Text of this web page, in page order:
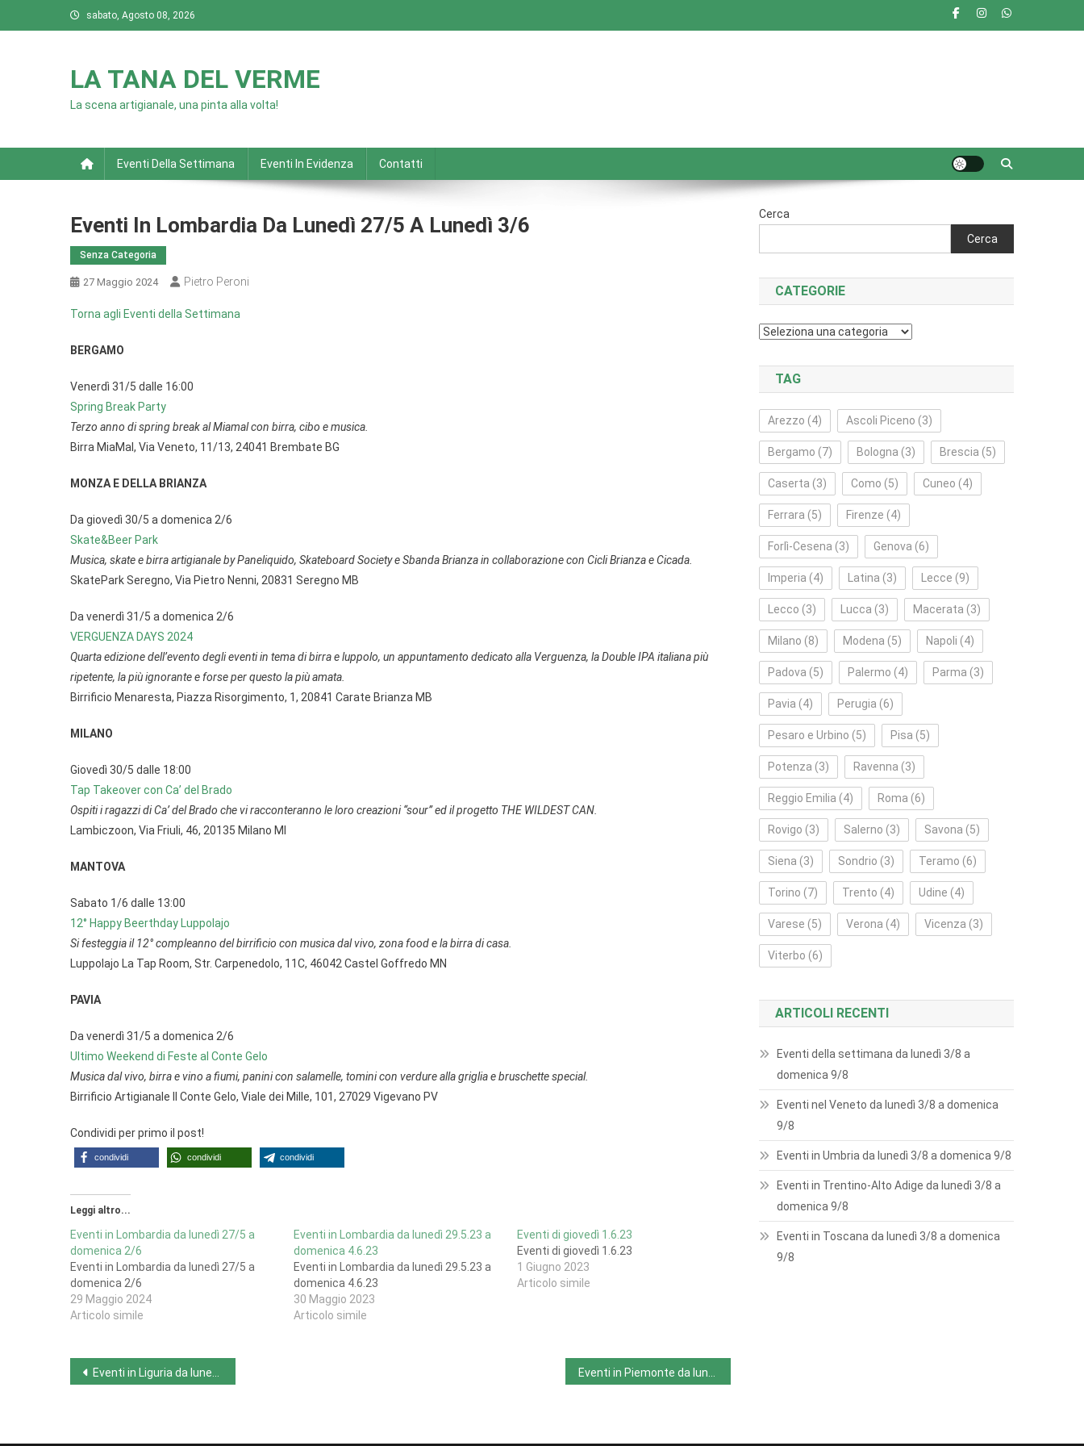
to
sabato, Agosto 08, 2026
LA TANA DEL VERME
La scena artigianale, una pinta alla volta!
Eventi Della Settimana Eventi In Evidenza Contatti
Eventi In Lombardia Da Lunedì 27/5 A Lunedì 3/6
Senza Categoria
27 Maggio 2024 Pietro Peroni
Torna agli Eventi della Settimana
BERGAMO
Venerdì 31/5 dalle 16:00
Spring Break Party
Terzo anno di spring break al Miamal con birra, cibo e musica.
Birra MiaMal, Via Veneto, 11/13, 24041 Brembate BG
MONZA E DELLA BRIANZA
Da giovedì 30/5 a domenica 2/6
Skate&Beer Park
Musica, skate e birra artigianale by Paneliquido, Skateboard Society e Sbanda Brianza in collaborazione con Cicli Brianza e Cicada.
SkatePark Seregno, Via Pietro Nenni, 20831 Seregno MB
Da venerdì 31/5 a domenica 2/6
VERGUENZA DAYS 2024
Quarta edizione dell’evento degli eventi in tema di birra e luppolo, un appuntamento dedicato alla Verguenza, la Double IPA italiana più
ripetente, la più ignorante e forse per questo la più amata.
Birrificio Menaresta, Piazza Risorgimento, 1, 20841 Carate Brianza MB
MILANO
Giovedì 30/5 dalle 18:00
Tap Takeover con Ca’ del Brado
Ospiti i ragazzi di Ca’ del Brado che vi racconteranno le loro creazioni “sour” ed il progetto THE WILDEST CAN.
Lambiczoon, Via Friuli, 46, 20135 Milano MI
MANTOVA
Sabato 1/6 dalle 13:00
12° Happy Beerthday Luppolajo
Si festeggia il 12° compleanno del birrificio con musica dal vivo, zona food e la birra di casa.
Luppolajo La Tap Room, Str. Carpenedolo, 11C, 46042 Castel Goffredo MN
PAVIA
Da venerdì 31/5 a domenica 2/6
Ultimo Weekend di Feste al Conte Gelo
Musica dal vivo, birra e vino a fiumi, panini con salamelle, tomini con verdure alla griglia e bruschette special.
Birrificio Artigianale Il Conte Gelo, Viale dei Mille, 101, 27029 Vigevano PV
Condividi per primo il post!
condividi condividi condividi
Leggi altro...
Eventi in Lombardia da lunedì 27/5 a
domenica 2/6
Eventi in Lombardia da lunedì 27/5 a
domenica 2/6
29 Maggio 2024
Articolo simile
Eventi in Lombardia da lunedì 29.5.23 a
domenica 4.6.23
Eventi in Lombardia da lunedì 29.5.23 a
domenica 4.6.23
30 Maggio 2023
Articolo simile
Eventi di giovedì 1.6.23
Eventi di giovedì 1.6.23
1 Giugno 2023
Articolo simile
Navigazione
Eventi in Liguria da lunedì 27/5 a lunedì 3/6
Cerca
Cerca
CATEGORIE
Categorie
TAG
Arezzo (4) Ascoli Piceno (3)
Bergamo (7) Bologna (3) Brescia (5)
Caserta (3) Como (5) Cuneo (4)
Ferrara (5) Firenze (4)
Forlì‑Cesena (3) Genova (6)
Imperia (4) Latina (3) Lecce (9)
Lecco (3) Lucca (3) Macerata (3)
Milano (8) Modena (5) Napoli (4)
Padova (5) Palermo (4) Parma (3)
Pavia (4) Perugia (6)
Pesaro e Urbino (5) Pisa (5)
Potenza (3) Ravenna (3)
Reggio Emilia (4) Roma (6)
Rovigo (3) Salerno (3) Savona (5)
Siena (3) Sondrio (3) Teramo (6)
Torino (7) Trento (4) Udine (4)
Varese (5) Verona (4) Vicenza (3)
Viterbo (6)
ARTICOLI RECENTI
Eventi della settimana da lunedì 3/8 a
domenica 9/8
Eventi nel Veneto da lunedì 3/8 a domenica
9/8
Eventi in Umbria da lunedì 3/8 a domenica 9/8
Eventi in Trentino-Alto Adige da lunedì 3/8 a
domenica 9/8
Eventi in Toscana da lunedì 3/8 a domenica
9/8